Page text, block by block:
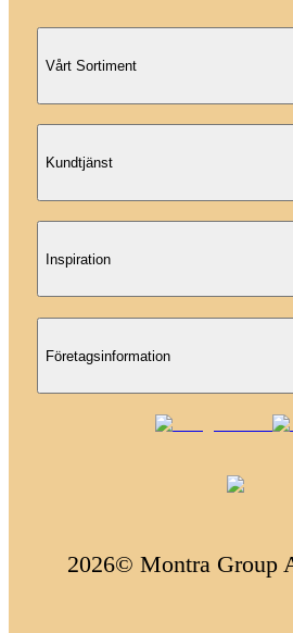
Vårt Sortiment
Kundtjänst
Inspiration
Företagsinformation
2026© Montra Group